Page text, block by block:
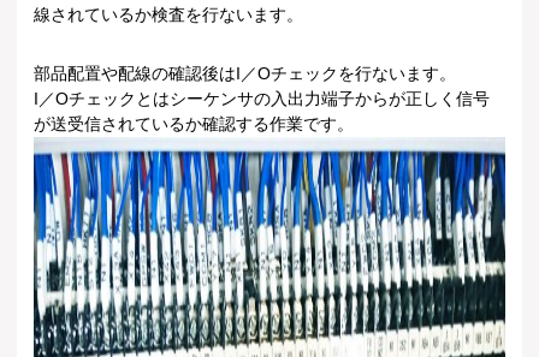
線されているか検査を行ないます。
部品配置や配線の確認後はI／Oチェックを行ないます。
I／Oチェックとはシーケンサの入出力端子からが正しく信号
が送受信されているか確認する作業です。